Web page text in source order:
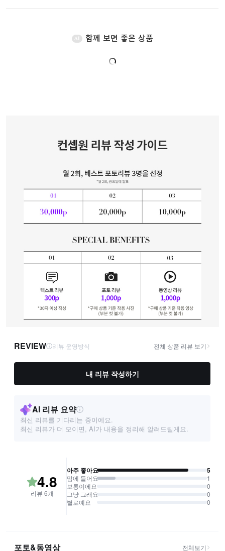
AI 함께 보면 좋은 상품